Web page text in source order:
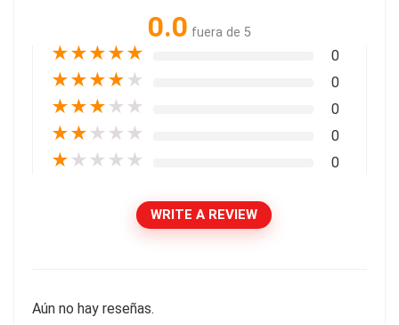
0.0 fuera de 5
★★★★★ 0
★★★★ ★ 0
★★★ ★ ★ 0
★★ ★ ★ ★ 0
★ ★ ★ ★ ★ 0
WRITE A REVIEW
Aún no hay reseñas.